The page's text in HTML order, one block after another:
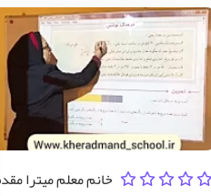
خانم معلم میترا